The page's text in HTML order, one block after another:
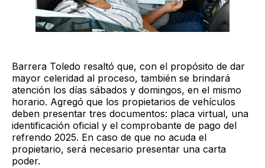
Barrera Toledo resaltó que, con el propósito de dar
mayor celeridad al proceso, también se brindará
atención los días sábados y domingos, en el mismo
horario. Agregó que los propietarios de vehículos
deben presentar tres documentos: placa virtual, una
identificación oficial y el comprobante de pago del
refrendo 2025. En caso de que no acuda el
propietario, será necesario presentar una carta
poder.